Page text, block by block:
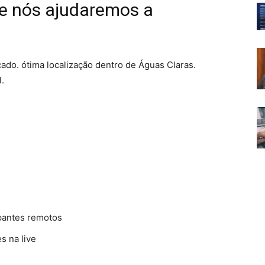
nós ajudaremos a
ótima localização dentro de Águas Claras.
remotos
na live